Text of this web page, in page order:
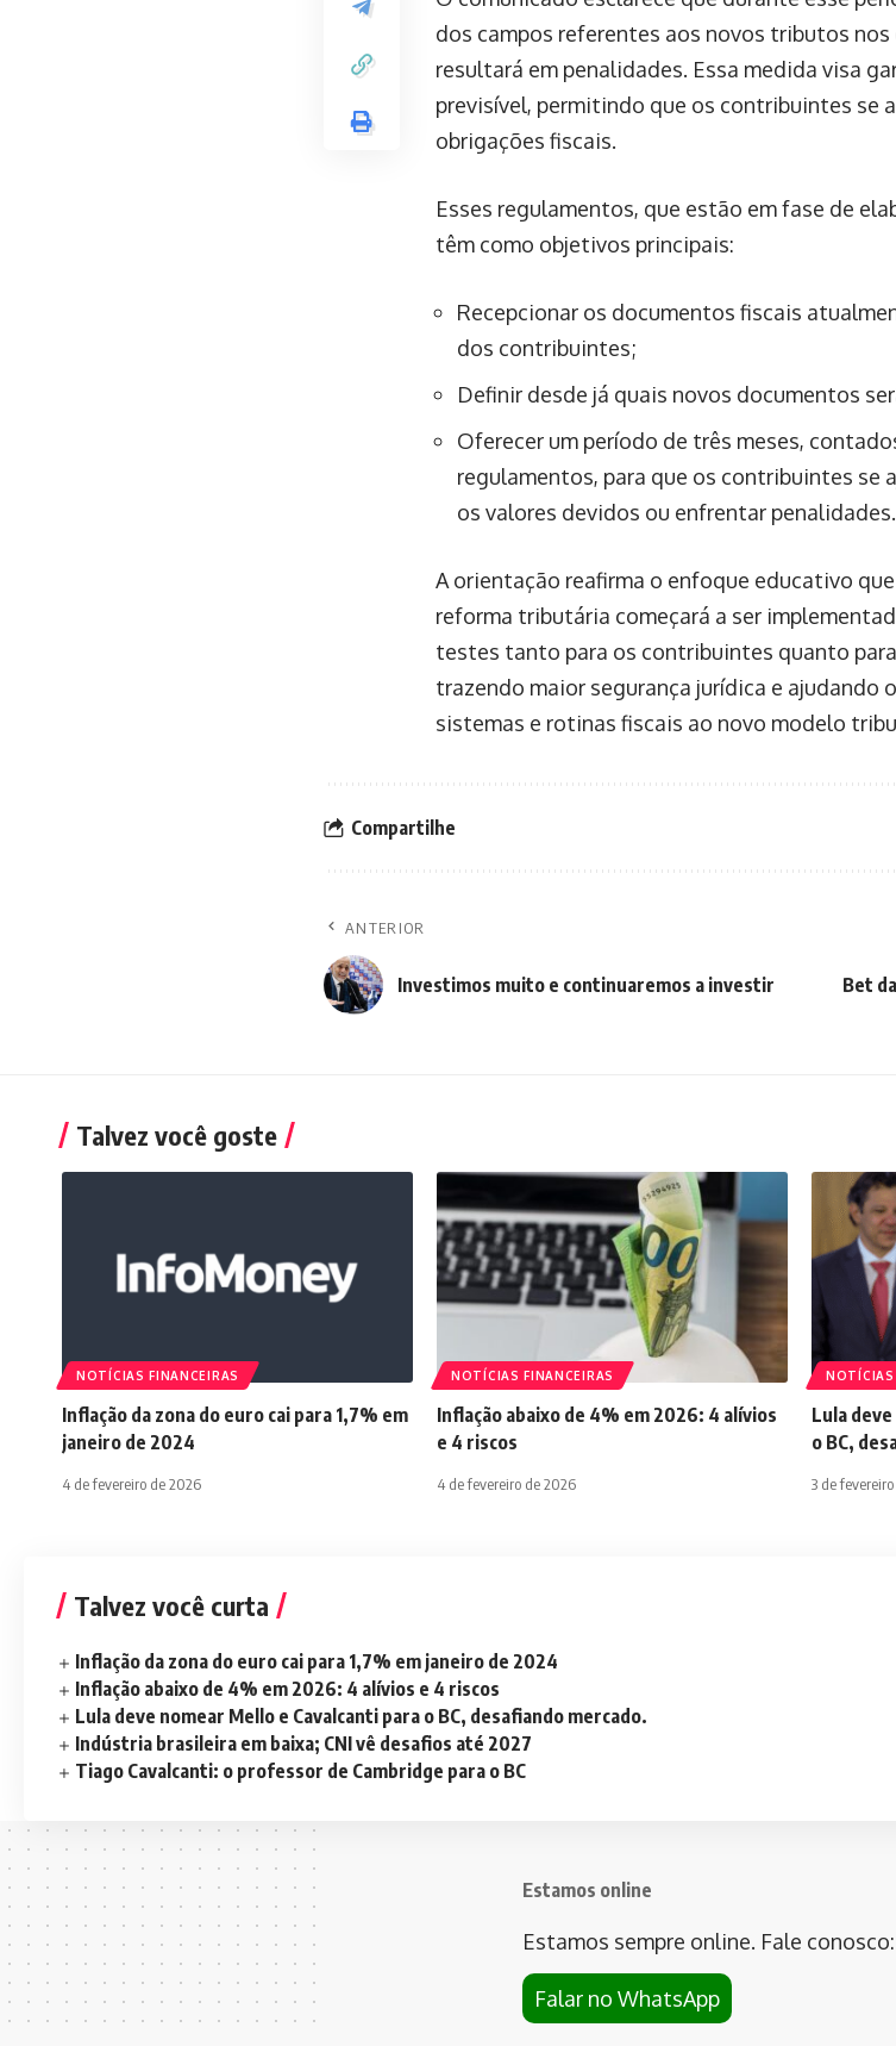
dos campos referentes aos novos tributos
resultará em penalidades. Essa medida visa
previsível, permitindo que os contribuintes se
obrigações fiscais.
Esses regulamentos, que estão em fase de
têm como objetivos principais:
Recepcionar os documentos fiscais
dos contribuintes;
Definir desde já quais novos documentos
Oferecer um período de três meses,
regulamentos, para que os contribuintes se
os valores devidos ou enfrentar penalidades.
A orientação reafirma o enfoque educativo
reforma tributária começará a ser
testes tanto para os contribuintes quanto
trazendo maior segurança jurídica e ajudando
sistemas e rotinas fiscais ao novo modelo
Compartilhe
ANTERIOR
Investimos muito e continuaremos a investir Bet
Talvez você goste
NOTÍCIAS FINANCEIRAS
Inflação da zona do euro cai para 1,7% em
janeiro de 2024
4 de fevereiro de 2026
NOTÍCIAS FINANCEIRAS
Inflação abaixo de 4% em 2026: 4 alívios
e 4 riscos
4 de fevereiro de 2026
NOTÍCIAS
Lula
o BC,
3 de
Talvez você curta
Inflação da zona do euro cai para 1,7% em janeiro de 2024
Inflação abaixo de 4% em 2026: 4 alívios e 4 riscos
Lula deve nomear Mello e Cavalcanti para o BC, desafiando mercado.
Indústria brasileira em baixa; CNI vê desafios até 2027
Tiago Cavalcanti: o professor de Cambridge para o BC
Estamos online
Estamos sempre online. Fale conosco:
Falar no WhatsApp